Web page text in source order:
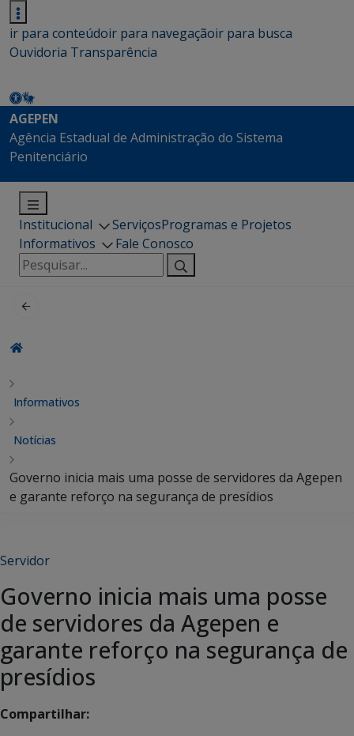
ir para conteúdoir para navegaçãoir para busca
Ouvidoria Transparência
AGEPEN
Agência Estadual de Administração do Sistema
Penitenciário
Institucional ServiçosProgramas e Projetos
Informativos
Fale Conosco
Pesquisar
por:
Informativos
Notícias
Governo inicia mais uma posse de servidores da Agepen
e garante reforço na segurança de presídios
Servidor
Governo inicia mais uma posse
de servidores da Agepen e
garante reforço na segurança de
presídios
Compartilhar: